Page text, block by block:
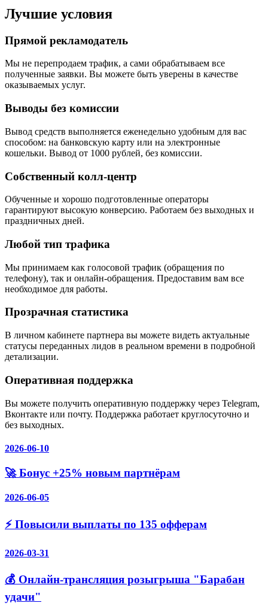
Лучшие условия
Прямой рекламодатель
Мы не перепродаем трафик, а сами обрабатываем все
полученные заявки. Вы можете быть уверены в качестве
оказываемых услуг.
Выводы без комиссии
Вывод средств выполняется еженедельно удобным для вас
способом: на банковскую карту или на электронные
кошельки. Вывод от 1000 рублей, без комиссии.
Собственный колл-центр
Обученные и хорошо подготовленные операторы
гарантируют высокую конверсию. Работаем без выходных и
праздничных дней.
Любой тип трафика
Мы принимаем как голосовой трафик (обращения по
телефону), так и онлайн-обращения. Предоставим вам все
необходимое для работы.
Прозрачная статистика
В личном кабинете партнера вы можете видеть актуальные
статусы переданных лидов в реальном времени в подробной
детализации.
Оперативная поддержка
Вы можете получить оперативную поддержку через Telegram,
Вконтакте или почту. Поддержка работает круглосуточно и
без выходных.
2026-06-10
🚀 Бонус +25% новым партнёрам
2026-06-05
⚡️ Повысили выплаты по 135 офферам
2026-03-31
💰 Онлайн-трансляция розыгрыша "Барабан
удачи"